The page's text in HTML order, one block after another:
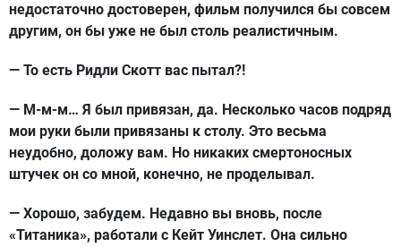
недостаточно достоверен, фильм получился бы совсем
другим, он бы уже не был столь реалистичным.
— То есть Ридли Скотт вас пытал?!
— М-м-м… Я был привязан, да. Несколько часов подряд
мои руки были привязаны к столу. Это весьма
неудобно, доложу вам. Но никаких смертоносных
штучек он со мной, конечно, не проделывал.
— Хорошо, забудем. Недавно вы вновь, после
«Титаника», работали с Кейт Уинслет. Она сильно